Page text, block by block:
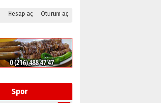
Hesap aç Oturum aç
Spor